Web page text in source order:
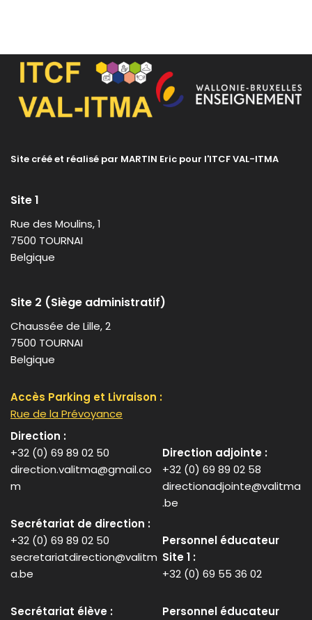
Site créé et réalisé par MARTIN Eric pour l'ITCF VAL-ITMA
Site 1
Rue des Moulins, 1
7500 TOURNAI
Belgique
Site 2 (Siège administratif)
Chaussée de Lille, 2
7500 TOURNAI
Belgique
Accès Parking et Livraison :
Rue de la Prévoyance
Direction :
+32 (0) 69 89 02 50
direction.valitma@gmail.co
m
Secrétariat de direction :
+32 (0) 69 89 02 50
secretariatdirection@valitm
a.be
Secrétariat élève :
Direction adjointe :
+32 (0) 69 89 02 58
directionadjointe@valitma
.be
Personnel éducateur
Site 1 :
+32 (0) 69 55 36 02
Personnel éducateur